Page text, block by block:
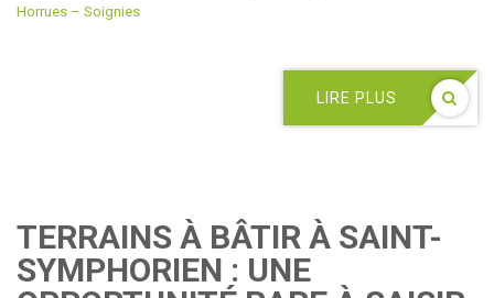
Horrues – Soignies
LIRE PLUS
TERRAINS À BÂTIR À SAINT-
SYMPHORIEN : UNE